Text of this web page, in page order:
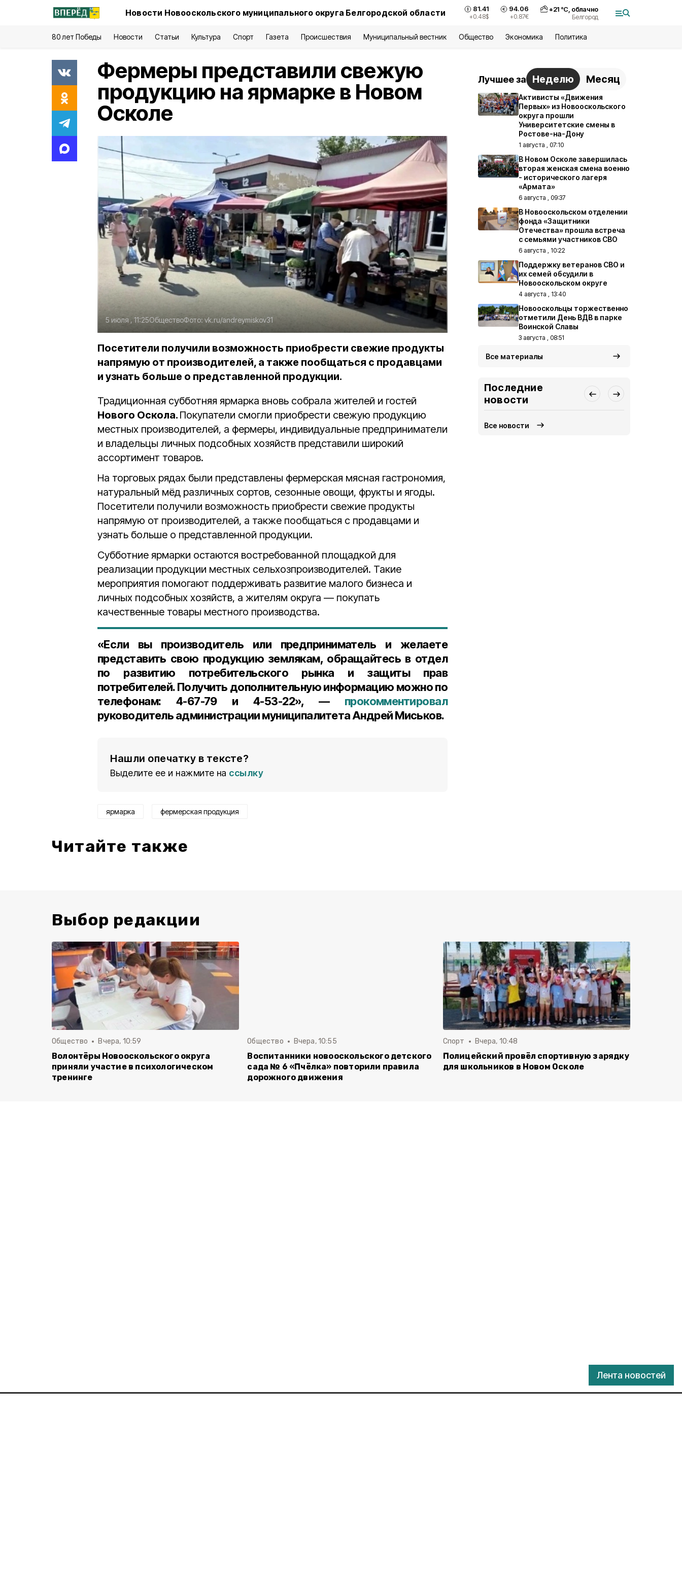
Новости Новооскольского муниципального округа Белгородской области 81.41
+0.48$
94.06
+0.87€
+21°С, облачно
Белгород
80 лет Победы Новости Статьи Культура Спорт Газета Происшествия Муниципальный вестник Общество Экономика Политика
Лента новостей
Фермеры представили свежую
продукцию на ярмарке в Новом
Осколе
5 июля , 11:25ОбществоФото: vk.ru/andreymiskov31
Посетители получили возможность приобрести свежие продукты
напрямую от производителей, а также пообщаться с продавцами
и узнать больше о представленной продукции.
Традиционная субботняя ярмарка вновь собрала жителей и гостей
Нового Оскола. Покупатели смогли приобрести свежую продукцию
местных производителей, а фермеры, индивидуальные предприниматели
и владельцы личных подсобных хозяйств представили широкий
ассортимент товаров.
На торговых рядах были представлены фермерская мясная гастрономия,
натуральный мёд различных сортов, сезонные овощи, фрукты и ягоды.
Посетители получили возможность приобрести свежие продукты
напрямую от производителей, а также пообщаться с продавцами и
узнать больше о представленной продукции.
Субботние ярмарки остаются востребованной площадкой для
реализации продукции местных сельхозпроизводителей. Такие
мероприятия помогают поддерживать развитие малого бизнеса и
личных подсобных хозяйств, а жителям округа — покупать
качественные товары местного производства.
«Если вы производитель или предприниматель и желаете
представить свою продукцию землякам, обращайтесь в отдел
по развитию потребительского рынка и защиты прав
потребителей. Получить дополнительную информацию можно по
телефонам: 4-67-79 и 4-53-22», — прокомментировал
руководитель администрации муниципалитета Андрей Миськов.
Нашли опечатку в тексте?
Выделите ее и нажмите на ссылку
ярмарка фермерская продукция
Читайте также
Лучшее за Неделю Месяц
Активисты «Движения
Первых» из Новооскольского
округа прошли
Университетские смены в
Ростове-на-Дону
1 августа , 07:10
В Новом Осколе завершилась
вторая женская смена военно
- исторического лагеря
«Армата»
6 августа , 09:37
В Новооскольском отделении
фонда «Защитники
Отечества» прошла встреча
с семьями участников СВО
6 августа , 10:22
Поддержку ветеранов СВО и
их семей обсудили в
Новооскольском округе
4 августа , 13:40
Новооскольцы торжественно
отметили День ВДВ в парке
Воинской Славы
3 августа , 08:51
Все материалы
Последние
новости
Все новости
Выбор редакции
Общество Вчера, 10:59
Волонтёры Новооскольского округа
приняли участие в психологическом
тренинге
Общество Вчера, 10:55
Воспитанники новооскольского детского
сада № 6 «Пчёлка» повторили правила
дорожного движения
Спорт Вчера, 10:48
Полицейский провёл спортивную зарядку
для школьников в Новом Осколе